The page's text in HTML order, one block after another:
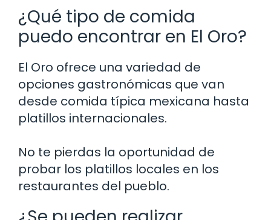
¿Qué tipo de comida
puedo encontrar en El Oro?
El Oro ofrece una variedad de
opciones gastronómicas que van
desde comida típica mexicana hasta
platillos internacionales.
No te pierdas la oportunidad de
probar los platillos locales en los
restaurantes del pueblo.